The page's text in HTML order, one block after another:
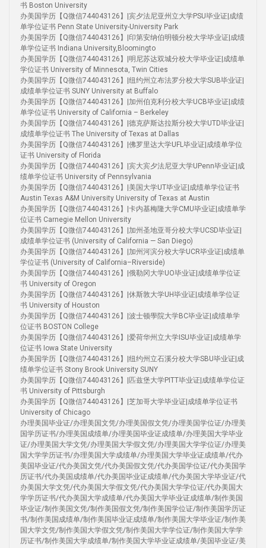
书 Boston University
办美国学历【Q微信744043126】|宾夕法尼亚州立大学PSU毕业证|成绩
单学位证书 Penn State University-University Park
办美国学历【Q微信744043126】|印第安纳伯明顿分校大学毕业证|成绩
单学位证书 Indiana University,Bloomingto
办美国学历【Q微信744043126】|明尼苏达双城分校大学毕业证|成绩单
学位证书 University of Minnesota, Twin Cities
办美国学历【Q微信744043126】|纽约州立布法罗分校大学SUB毕业证|
成绩单学位证书 SUNY University at Buffalo
办美国学历【Q微信744043126】|加州伯克利分校大学UCB毕业证|成绩
单学位证书 University of California – Berkeley
办美国学历【Q微信744043126】|德克萨斯达拉斯分校大学UTD毕业证|
成绩单学位证书 The University of Texas at Dallas
办美国学历【Q微信744043126】|佛罗里达大学UFL毕业证|成绩单学位
证书 University of Florida
办美国学历【Q微信744043126】|宾大宾夕法尼亚大学UPenn毕业证|成
绩单学位证书 University of Pennsylvania
办美国学历【Q微信744043126】|美国大学UT毕业证|成绩单学位证书
Austin Texas A&M University University of Texas at Austin
办美国学历【Q微信744043126】|卡内基梅隆大学CMU毕业证|成绩单学
位证书 Carnegie Mellon University
办美国学历【Q微信744043126】|加州圣地亚哥分校大学UCSD毕业证|
成绩单学位证书 (University of California — San Diego)
办美国学历【Q微信744043126】|加州河滨分校大学UCR毕业证|成绩单
学位证书 (University of California–Riverside)
办美国学历【Q微信744043126】|俄勒冈大学UO毕业证|成绩单学位证
书 University of Oregon
办美国学历【Q微信744043126】|休斯敦大学UH毕业证|成绩单学位证
书 University of Houston
办美国学历【Q微信744043126】|波士顿學院大学BC毕业证|成绩单学
位证书 BOSTON College
办美国学历【Q微信744043126】|爱荷华州立大学ISU毕业证|成绩单学
位证书 Iowa State University
办美国学历【Q微信744043126】|纽约州立石溪分校大学SBU毕业证|成
绩单学位证书 Stony Brook University SUNY
办美国学历【Q微信744043126】|匹兹堡大学PITT毕业证|成绩单学位证
书 University of Pittsburgh
办美国学历【Q微信744043126】|芝加哥大学毕业证|成绩单学位证书
University of Chicago
办理美国毕业证/办理美国文凭/办理美国假文凭/办理美国学位证/办理美
国学历证书/办理美国成绩单/办理美国毕业证成绩单/办理美国大学毕业
证/办理美国大学文凭/办理美国大学假文凭/办理美国大学学位证/办理美
国大学学历证书/办理美国大学成绩单/办理美国大学毕业证成绩单/代办
美国毕业证/代办美国文凭/代办美国假文凭/代办美国学位证/代办美国学
历证书/代办美国成绩单/代办美国毕业证成绩单/代办美国大学毕业证/代
办美国大学文凭/代办美国大学假文凭/代办美国大学学位证/代办美国大
学学历证书/代办美国大学成绩单/代办美国大学毕业证成绩单/制作美国
毕业证/制作美国文凭/制作美国假文凭/制作美国学位证/制作美国学历证
书/制作美国成绩单/制作美国毕业证成绩单/制作美国大学毕业证/制作美
国大学文凭/制作美国大学假文凭/制作美国大学学位证/制作美国大学学
历证书/制作美国大学成绩单/制作美国大学毕业证成绩单/美国毕业证/美